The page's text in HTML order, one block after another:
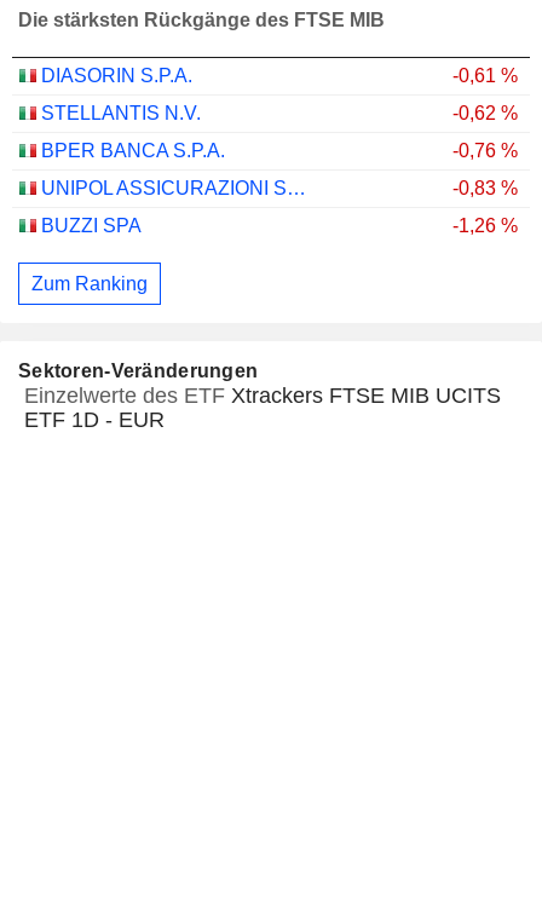
Die stärksten Rückgänge des FTSE MIB
DIASORIN S.P.A.
-0,61 %
STELLANTIS N.V.
-0,62 %
BPER BANCA S.P.A.
-0,76 %
UNIPOL ASSICURAZIONI S.P.A.
-0,83 %
BUZZI SPA
-1,26 %
Zum Ranking
Sektoren-Veränderungen
Einzelwerte des ETF Xtrackers FTSE MIB UCITS
ETF 1D - EUR